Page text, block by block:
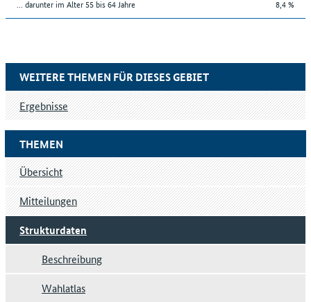
... darunter im Alter 55 bis 64 Jahre 8,4 %
THEMEN
Übersicht
Mitteilungen
Strukturdaten
Beschreibung
Wahlatlas
WEITERE THEMEN FÜR DIESES GEBIET
Ergebnisse